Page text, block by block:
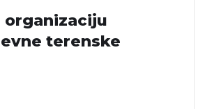
organizaciju
terenske